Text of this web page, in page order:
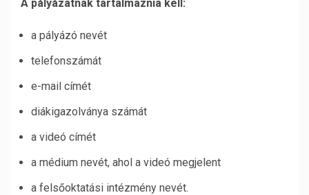
A pályázatnak tartalmaznia kell:
a pályázó nevét
telefonszámát
e-mail címét
diákigazolványa számát
a videó címét
a médium nevét, ahol a videó megjelent
a felsőoktatási intézmény nevét.